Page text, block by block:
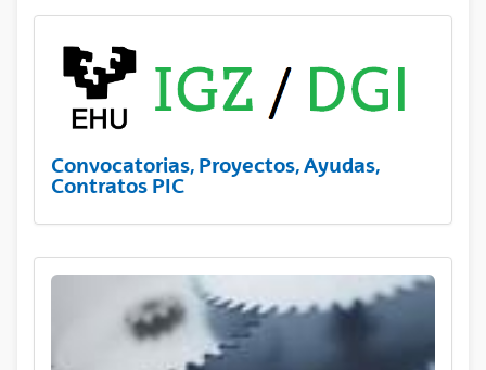
Convocatorias, Proyectos, Ayudas,
Contratos PIC